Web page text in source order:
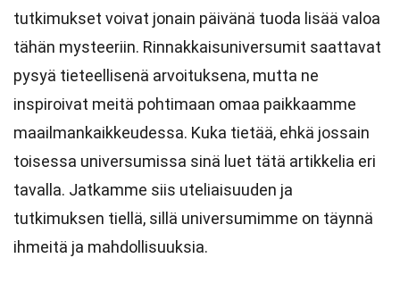
tutkimukset voivat jonain päivänä tuoda lisää valoa
tähän mysteeriin. Rinnakkaisuniversumit saattavat
pysyä tieteellisenä arvoituksena, mutta ne
inspiroivat meitä pohtimaan omaa paikkaamme
maailmankaikkeudessa. Kuka tietää, ehkä jossain
toisessa universumissa sinä luet tätä artikkelia eri
tavalla. Jatkamme siis uteliaisuuden ja
tutkimuksen tiellä, sillä universumimme on täynnä
ihmeitä ja mahdollisuuksia.